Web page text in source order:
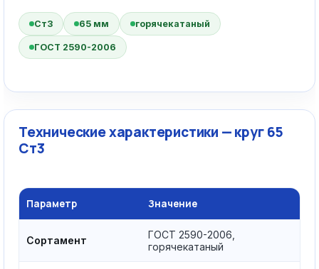
Ст3 65 мм горячекатаный
ГОСТ 2590-2006
Технические характеристики — круг 65
Ст3
Параметр Значение
Сортамент
ГОСТ 2590-2006,
горячекатаный